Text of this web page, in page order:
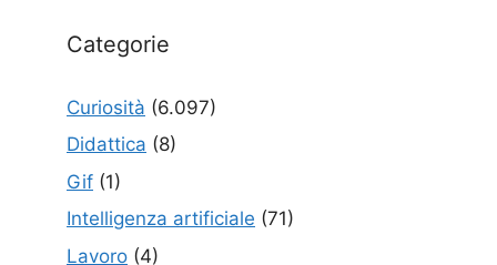
Categorie
Curiosità (6.097)
Didattica (8)
Gif (1)
Intelligenza artificiale (71)
Lavoro (4)